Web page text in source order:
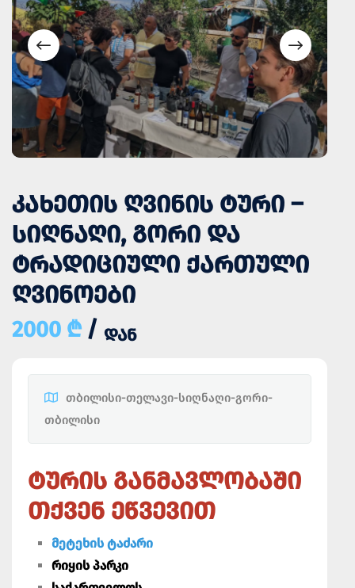
ᲙᲐᲮᲔᲗᲘᲡ ᲦᲕᲘᲜᲘᲡ ᲢᲣᲠᲘ –
ᲡᲘᲦᲜᲐᲦᲘ, ᲒᲝᲠᲘ ᲓᲐ
ᲢᲠᲐᲓᲘᲪᲘᲣᲚᲘ ᲥᲐᲠᲗᲣᲚᲘ
ᲦᲕᲘᲜᲝᲔᲑᲘ
2000 ₾ / ᲓᲐᲜ
თბილისი-თელავი-სიღნაღი-გორი-
თბილისი
ᲢᲣᲠᲘᲡ ᲒᲐᲜᲛᲐᲕᲚᲝᲑᲐᲨᲘ
ᲗᲥᲕᲔᲜ ᲔᲬᲕᲔᲕᲘᲗ
მეტეხის ტაძარი
რიყის პარკი